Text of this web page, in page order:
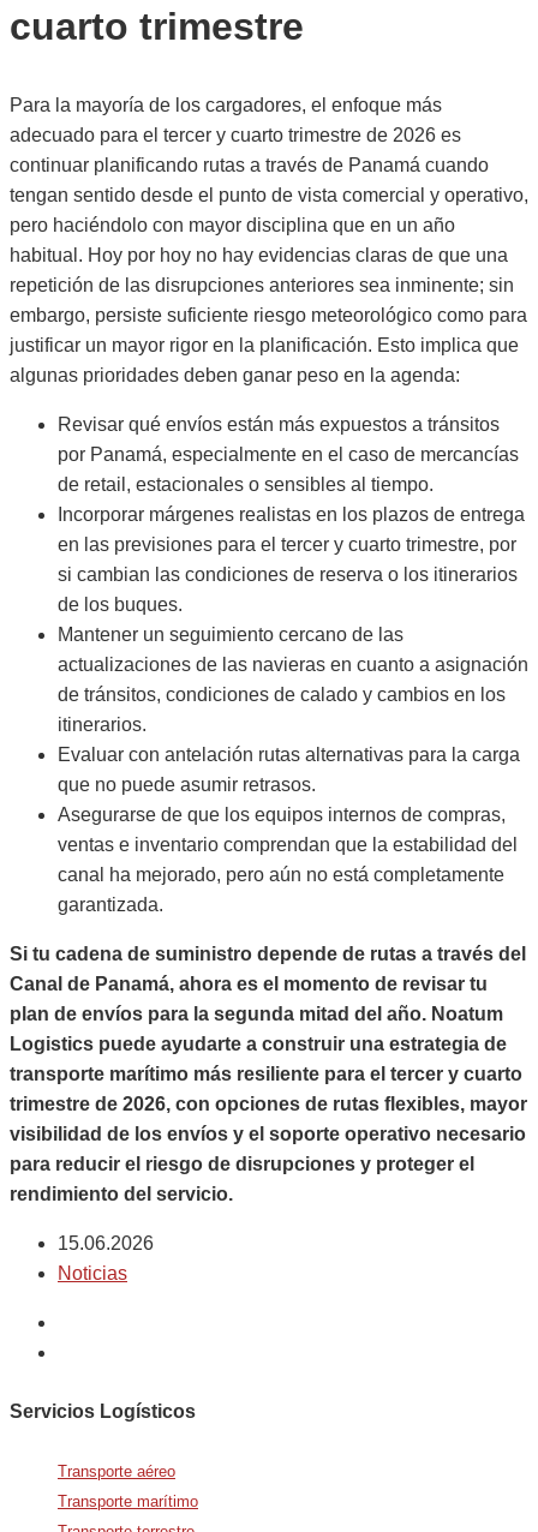
cuarto trimestre
Para la mayoría de los cargadores, el enfoque más
adecuado para el tercer y cuarto trimestre de 2026 es
continuar planificando rutas a través de Panamá cuando
tengan sentido desde el punto de vista comercial y operativo,
pero haciéndolo con mayor disciplina que en un año
habitual. Hoy por hoy no hay evidencias claras de que una
repetición de las disrupciones anteriores sea inminente; sin
embargo, persiste suficiente riesgo meteorológico como para
justificar un mayor rigor en la planificación. Esto implica que
algunas prioridades deben ganar peso en la agenda:
Revisar qué envíos están más expuestos a tránsitos
por Panamá, especialmente en el caso de mercancías
de retail, estacionales o sensibles al tiempo.
Incorporar márgenes realistas en los plazos de entrega
en las previsiones para el tercer y cuarto trimestre, por
si cambian las condiciones de reserva o los itinerarios
de los buques.
Mantener un seguimiento cercano de las
actualizaciones de las navieras en cuanto a asignación
de tránsitos, condiciones de calado y cambios en los
itinerarios.
Evaluar con antelación rutas alternativas para la carga
que no puede asumir retrasos.
Asegurarse de que los equipos internos de compras,
ventas e inventario comprendan que la estabilidad del
canal ha mejorado, pero aún no está completamente
garantizada.
Si tu cadena de suministro depende de rutas a través del
Canal de Panamá, ahora es el momento de revisar tu
plan de envíos para la segunda mitad del año. Noatum
Logistics puede ayudarte a construir una estrategia de
transporte marítimo más resiliente para el tercer y cuarto
trimestre de 2026, con opciones de rutas flexibles, mayor
visibilidad de los envíos y el soporte operativo necesario
para reducir el riesgo de disrupciones y proteger el
rendimiento del servicio.
15.06.2026
Noticias
Servicios Logísticos
Transporte aéreo
Transporte marítimo